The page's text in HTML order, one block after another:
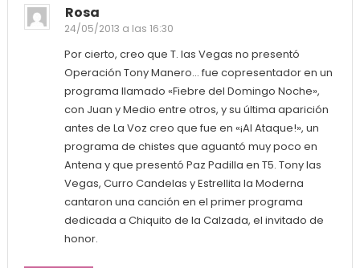
Rosa
24/05/2013 a las 16:30
Por cierto, creo que T. las Vegas no presentó
Operación Tony Manero… fue copresentador en un
programa llamado «Fiebre del Domingo Noche»,
con Juan y Medio entre otros, y su última aparición
antes de La Voz creo que fue en «¡Al Ataque!», un
programa de chistes que aguantó muy poco en
Antena y que presentó Paz Padilla en T5. Tony las
Vegas, Curro Candelas y Estrellita la Moderna
cantaron una canción en el primer programa
dedicada a Chiquito de la Calzada, el invitado de
honor.